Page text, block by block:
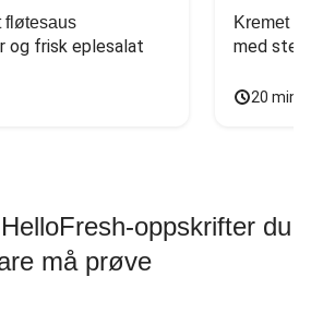
fløtesaus
og frisk eplesalat
Kremet
med
20
oppskrifter du
må prøve